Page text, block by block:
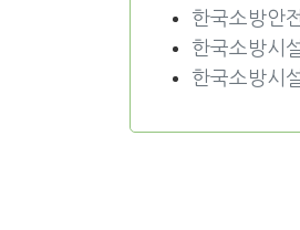
한국소방안
한국소방시
한국소방시